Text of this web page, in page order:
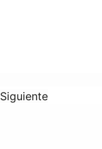
Siguiente